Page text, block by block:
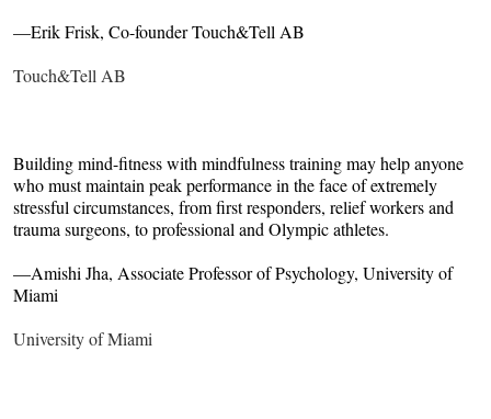
—Erik Frisk, Co-founder Touch&Tell AB
Touch&Tell AB
Building mind-fitness with mindfulness training may help anyone
who must maintain peak performance in the face of extremely
stressful circumstances, from first responders, relief workers and
trauma surgeons, to professional and Olympic athletes.
—Amishi Jha, Associate Professor of Psychology, University of
Miami
University of Miami